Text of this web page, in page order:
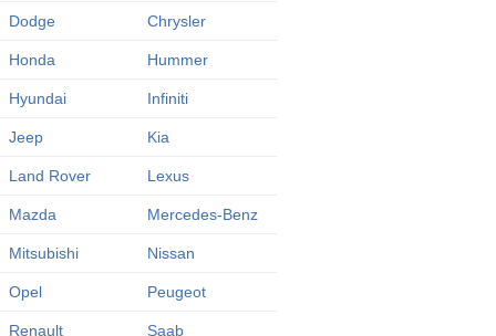
Dodge Chrysler
Honda Hummer
Hyundai Infiniti
Jeep Kia
Land Rover Lexus
Mazda Mercedes-Benz
Mitsubishi Nissan
Opel Peugeot
Renault Saab